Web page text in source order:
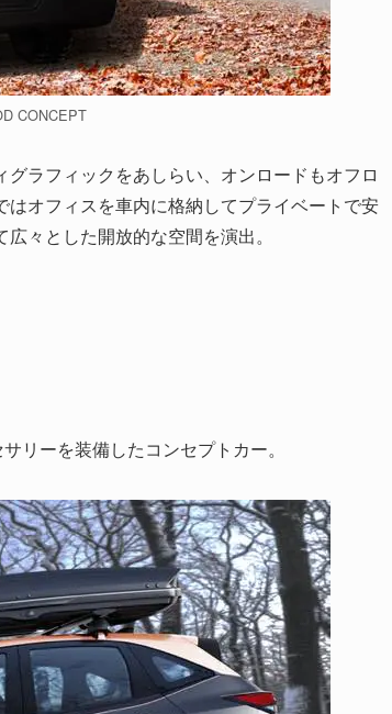
CONCEPT
ラフィックをあしらい、オンロードもオフロ
オフィスを車内に格納してプライベートで安
々とした開放的な空間を演出。
リーを装備したコンセプトカー。